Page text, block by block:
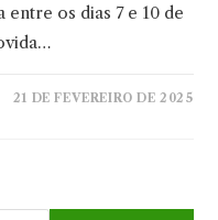
os dias 7 e 10 de
21 DE FEVEREIRO DE 2025